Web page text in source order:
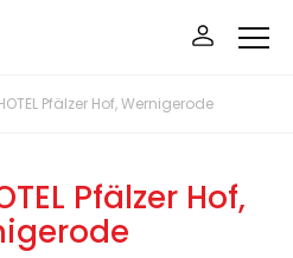
Pfälzer Hof, Wernigerode
Pfälzer Hof,